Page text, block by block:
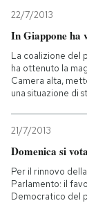
22/7/2013
In Giappone ha
La coalizione del
ha ottenuto la
Camera alta,
una situazione di
21/7/2013
Domenica si
Per il rinnovo
Parlamento: il
Democratico del